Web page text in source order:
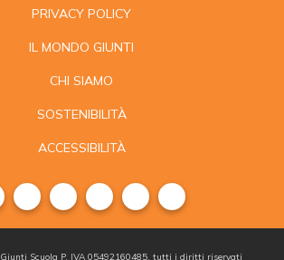
PRIVACY POLICY
IL MONDO GIUNTI
CHI SIAMO
SOSTENIBILITÀ
ACCESSIBILITÀ
Giunti Scuola P. IVA 05492160485, tutti i diritti riservati